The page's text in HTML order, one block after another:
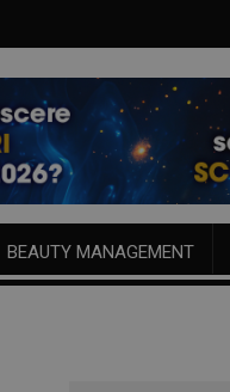
BEAUTY MANAGEMENT